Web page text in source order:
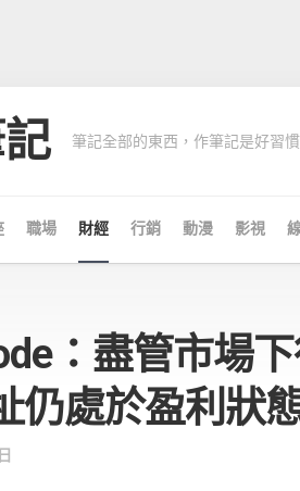
筆記全部的東西，作筆記是好習
職場 財經 行銷 動漫 影視
：盡管市場
仍處於盈利狀